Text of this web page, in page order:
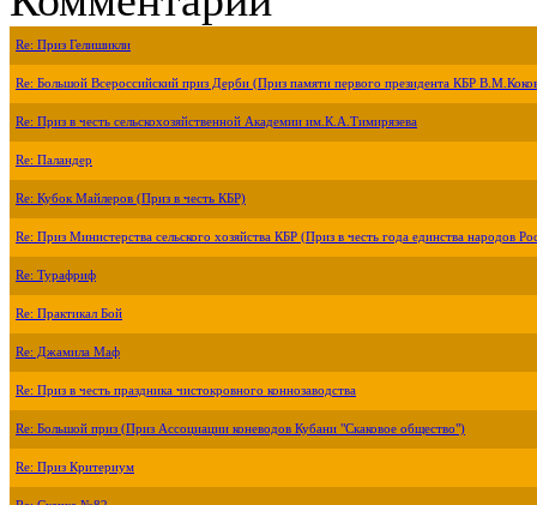
Re: Приз Гелишикли
Re: Большой Всероссийский приз Дерби (Приз памяти первого президента КБР
Re: Приз в честь сельскохозяйственной Академии им.К.А.Тимирязева
Re: Паландер
Re: Кубок Майлеров (Приз в честь КБР)
Re: Приз Министерства сельского хозяйства КБР (Приз в честь года единства народов
Re: Турафриф
Re: Практикал Бой
Re: Джамила Маф
Re: Приз в честь праздника чистокровного коннозаводства
Re: Большой приз (Приз Ассоциации коневодов Кубани "Скаковое общество")
Re: Приз Критериум